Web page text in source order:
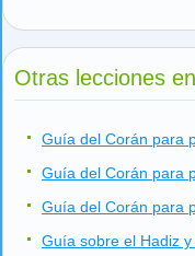
Otras lecciones
Guía del Corán para
Guía del Corán para
Guía del Corán para
Guía sobre el Hadiz